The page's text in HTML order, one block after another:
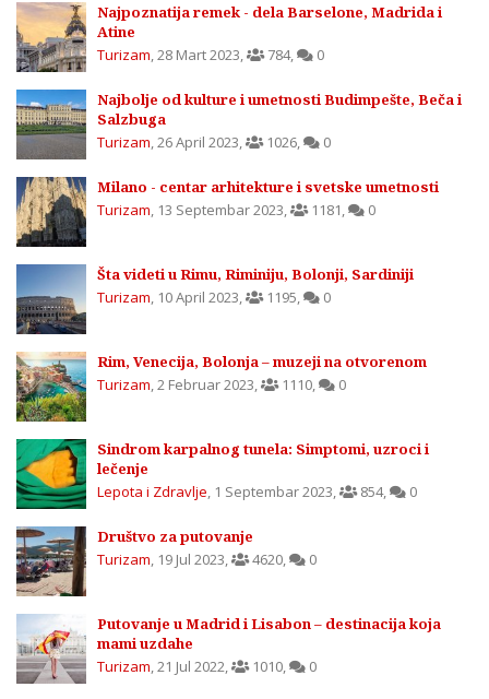
Najpoznatija remek - dela Barselone, Madrida i
Atine
Turizam,28 Mart 2023, 784, 0
Najbolje od kulture i umetnosti Budimpešte, Beča i
Salzbuga
Turizam,26 April 2023, 1026, 0
Milano - centar arhitekture i svetske umetnosti
Turizam, 13 Septembar 2023, 1181, 0
Šta videti u Rimu, Riminiju, Bolonji, Sardiniji
Turizam, 10 April 2023, 1195, 0
Rim, Venecija, Bolonja – muzeji na otvorenom
Turizam,2 Februar 2023, 1110, 0
Sindrom karpalnog tunela: Simptomi, uzroci i
lečenje
Lepota i Zdravlje, 1 Septembar 2023, 854, 0
Društvo za putovanje
Turizam, 19 Jul 2023, 4620, 0
Putovanje u Madrid i Lisabon – destinacija koja
mami uzdahe
Turizam,21 Jul 2022, 1010, 0